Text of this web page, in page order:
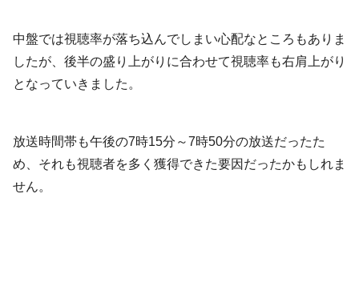
中盤では視聴率が落ち込んでしまい心配なところもありま
したが、後半の盛り上がりに合わせて視聴率も右肩上がり
となっていきました。
放送時間帯も午後の7時15分～7時50分の放送だったた
め、それも視聴者を多く獲得できた要因だったかもしれま
せん。